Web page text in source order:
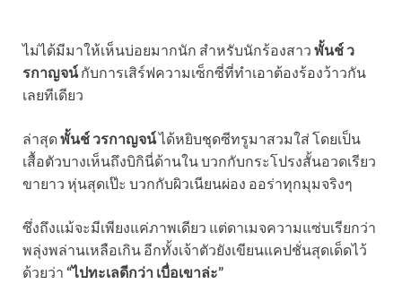
ไม่ได้มีมาให้เห็นบ่อยมากนัก สำหรับนักร้องสาว พั้นช์ ว
รกาญจน์กับการเสิร์ฟความเซ็กซี่ที่ทำเอาต้องร้องว้าวกัน
เลยทีเดียว
ล่าสุดพั้นช์ วรกาญจน์ได้หยิบชุดซีทรูมาสวมใส่ โดยเป็น
เสื้อตัวบางเห็นถึงบิกินี่ด้านใน บวกกับกระโปรงสั้นอวดเรียว
ขายาว หุ่นสุดเป๊ะ บวกกับผิวเนียนผ่อง ออร่าทุกมุมจริงๆ
ซึ่งถึงแม้จะมีเพียงแค่ภาพเดียว แต่ดาเมจความแซ่บเรียกว่า
พลุ่งพล่านเหลือเกิน อีกทั้งเจ้าตัวยังเขียนแคปชั่นสุดเด็ดไว้
ด้วยว่า “ไปทะเลดีกว่า เบื่อเขาล่ะ”